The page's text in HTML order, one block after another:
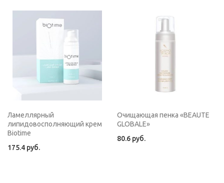
Ламеллярный
липидовосполняющий крем
Biotime
175.4 руб.
Очищающая пенка «BEAUTE
GLOBALE»
80.6 руб.